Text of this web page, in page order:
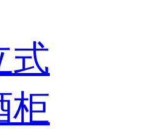
式
柜